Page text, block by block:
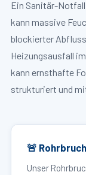
Ein Sanitär-
kann massive
blockierter
Heizungsausfall
kann ernsthafte
strukturiert und
🚨
Unser